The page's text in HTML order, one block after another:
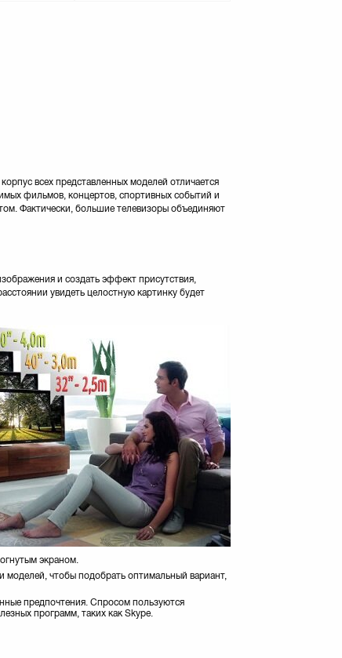
всех представленных моделей отличается
фильмов, концертов, спортивных событий и
Фактически, большие телевизоры объединяют
и создать эффект присутствия,
увидеть целостную картинку будет
экраном.
моделей, чтобы подобрать оптимальный вариант,
предпочтения. Спросом пользуются
программ, таких как Skype.